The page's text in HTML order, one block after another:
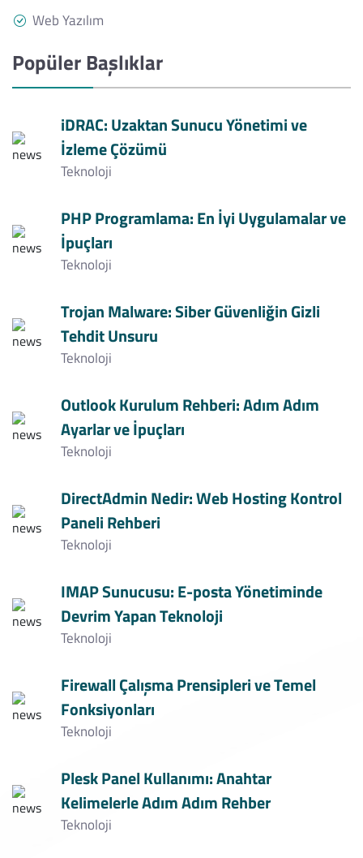
Web Yazılım
Popüler Başlıklar
iDRAC: Uzaktan Sunucu Yönetimi ve
İzleme Çözümü
Teknoloji
PHP Programlama: En İyi Uygulamalar ve
İpuçları
Teknoloji
Trojan Malware: Siber Güvenliğin Gizli
Tehdit Unsuru
Teknoloji
Outlook Kurulum Rehberi: Adım Adım
Ayarlar ve İpuçları
Teknoloji
DirectAdmin Nedir: Web Hosting Kontrol
Paneli Rehberi
Teknoloji
IMAP Sunucusu: E-posta Yönetiminde
Devrim Yapan Teknoloji
Teknoloji
Firewall Çalışma Prensipleri ve Temel
Fonksiyonları
Teknoloji
Plesk Panel Kullanımı: Anahtar
Kelimelerle Adım Adım Rehber
Teknoloji